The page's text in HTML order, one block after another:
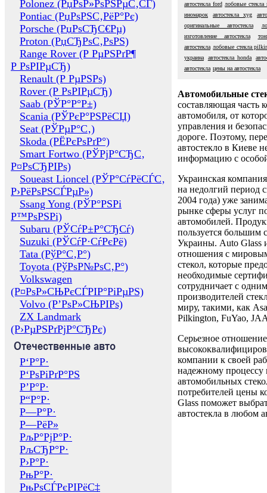
Polonez (РџРѕР»РѕРЅРµС‚СЃ)
Pontiac (РџРѕРЅС‚РёР°Рє)
Porsche (РџРѕСЂС€Рµ)
Proton (РџСЂРѕС‚РѕРЅ)
Range Rover (Р РµРЅРґР¶
Р РѕРІРµСЂ)
Renault (Р РµРЅРѕ)
Rover (Р РѕРІРµСЂ)
Saab (РЎР°Р°Р±)
Scania (РЎРєР°РЅРёСЏ)
Seat (РЎРµР°С‚)
Skoda (РЁРєРѕРґР°)
Smart Fortwo (РЎРјР°СЂС‚
Р¤РѕСЂРІРѕ)
Soueast Lioncel (РЎР°СѓРёСЃС‚
Р›РёРѕРЅСЃРµР»)
Ssang Yong (РЎР°РЅРі
Р™РѕРЅРі)
Subaru (РЎСѓР±Р°СЂСѓ)
Suzuki (РЎСѓР·СѓРєРё)
Tata (РўР°С‚Р°)
Toyota (РўРѕР№РѕС‚Р°)
Volkswagen
(Р¤РѕР»СЊРєСЃРІР°РіРµРЅ)
Volvo (Р’РѕР»СЊРІРѕ)
ZX Landmark
(Р›РµРЅРґРјР°СЂРє)
Отечественные авто
Р‘Р°Р·
Р‘РѕРіРґР°РЅ
Р’Р°Р·
Р“Р°Р·
Р—Р°Р·
Р—РёР»
РљР°РјР°Р·
РљСЂР°Р·
Р›Р°Р·
РњР°Р·
РњРѕСЃРєРІРёС‡
автостекла ford лобовые стекла
иномарок
автостекла xyg
оригинальные автостекла
изготовление автостекла
автостекла лобовые стекла
украина
автостекла honda
автостекла цены на автостекла
Автомобильные
составляющая часть
автомобиля, от
управления и
дороге. Поэтому,
автостекло в Киеве
информацию с
Украинская
на недолгий период
2004 года) уже
рынке сферы услуг
автомобилей.
пользуется большим
Украины. Auto Glass
отношения с
стекол, которые
необходимые
сотрудничает с
производителей
миру, такими, как
Pilkington, FuYao,
Серьезное отношение
компании к своей
надежному процессу
автомобильных
потребителей цены
Glass поможет
автостекла в любом